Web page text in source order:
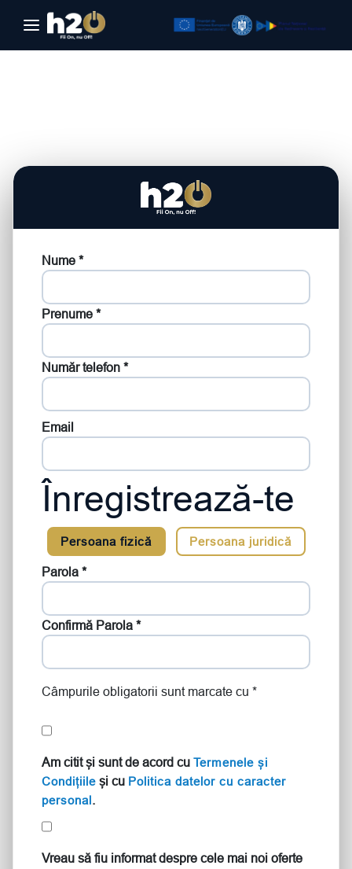
Nume *
Prenume *
Număr telefon *
Email
Înregistrează-te
Persoana fizică Persoana juridică
Parola *
Confirmă Parola *
Câmpurile obligatorii sunt marcate cu *
Am citit și sunt de acord cu Termenele și
Condițiile și cu Politica datelor cu caracter
personal.
Vreau să fiu informat despre cele mai noi oferte